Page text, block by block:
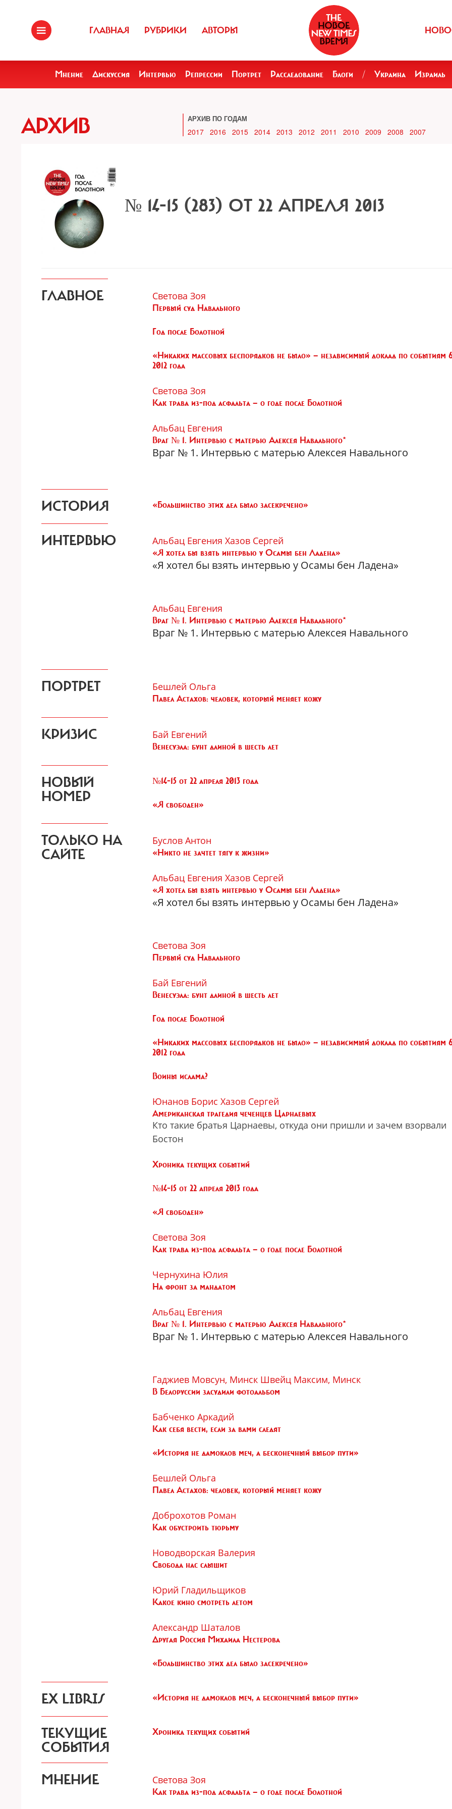
ГЛАВНАЯ РУБРИКИ АВТОРЫ
Мнение Дискуссия Интервью Репрессии Портрет Расследование Блоги / Украина Израиль
АРХИВ АРХИВ ПО ГОДАМ
2017 2016 2015 2014 2013 2012 2011 2010 2009 2008 2007
№ 14-15 (283) ОТ 22 АПРЕЛЯ 2013
ГЛАВНОЕ Светова Зоя
Первый суд Навального
Год после Болотной
«Никаких массовых беспорядков не было» — независимый доклад по событиям
2012 года
Светова Зоя
Как трава из-под асфальта — о годе после Болотной
Альбац Евгения
Враг № 1. Интервью с матерью Алексея Навального*
Враг № 1. Интервью с матерью Алексея Навального
ИСТОРИЯ «Большинство этих дел было засекречено»
ИНТЕРВЬЮ Альбац Евгения Хазов Сергей
«Я хотел бы взять интервью у Осамы бен Ладена»
«Я хотел бы взять интервью у Осамы бен Ладена»
Альбац Евгения
Враг № 1. Интервью с матерью Алексея Навального*
Враг № 1. Интервью с матерью Алексея Навального
ПОРТРЕТ Бешлей Ольга
Павел Астахов: человек, который меняет кожу
КРИЗИС Бай Евгений
Венесуэла: бунт длиной в шесть лет
НОВЫЙ
НОМЕР
№14-15 от 22 апреля 2013 года
«Я свободен»
ТОЛЬКО НА
САЙТЕ
Буслов Антон
«Никто не зачтет тягу к жизни»
Альбац Евгения Хазов Сергей
«Я хотел бы взять интервью у Осамы бен Ладена»
«Я хотел бы взять интервью у Осамы бен Ладена»
Светова Зоя
Первый суд Навального
Бай Евгений
Венесуэла: бунт длиной в шесть лет
Год после Болотной
«Никаких массовых беспорядков не было» — независимый доклад по событиям
2012 года
Воины ислама?
Юнанов Борис Хазов Сергей
Американская трагедия чеченцев Царнаевых
Кто такие братья Царнаевы, откуда они пришли и зачем взорвали
Бостон
Хроника текущих событий
№14-15 от 22 апреля 2013 года
«Я свободен»
Светова Зоя
Как трава из-под асфальта — о годе после Болотной
Чернухина Юлия
На фронт за мандатом
Альбац Евгения
Враг № 1. Интервью с матерью Алексея Навального*
Враг № 1. Интервью с матерью Алексея Навального
Гаджиев Мовсун, Минск Швейц Максим, Минск
В Белоруссии засудили фотоальбом
Бабченко Аркадий
Как себя вести, если за вами следят
«История не дамоклов меч, а бесконечный выбор пути»
Бешлей Ольга
Павел Астахов: человек, который меняет кожу
Доброхотов Роман
Как обустроить тюрьму
Новодворская Валерия
Свобода нас слышит
Юрий Гладильщиков
Какое кино смотреть летом
Александр Шаталов
Другая Россия Михаила Нестерова
«Большинство этих дел было засекречено»
EX LIBRIS «История не дамоклов меч, а бесконечный выбор пути»
ТЕКУЩИЕ
СОБЫТИЯ
Хроника текущих событий
МНЕНИЕ Светова Зоя
Как трава из-под асфальта — о годе после Болотной